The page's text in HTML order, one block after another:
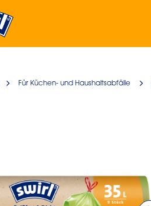
Für Küchen- und Haushaltsabfälle